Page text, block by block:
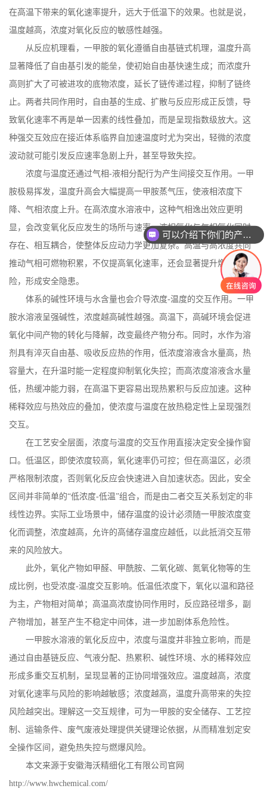
在高温下带来的氧化速率提升，远大于低温下的效果。也就是说，
温度越高，浓度对氧化反应的敏感性越强。
从反应机理看，一甲胺的氧化遵循自由基链式机理，温度升高
显著降低了自由基引发的能垒，使初始自由基快速生成；而浓度升
高则扩大了可被进攻的底物浓度，延长了链传递过程，抑制了链终
止。两者共同作用时，自由基的生成、扩散与反应形成正反馈，导
致氧化速率不再是单一因素的线性叠加，而是呈现指数级放大。这
种强交互效应在接近体系临界自加速温度时尤为突出，轻微的浓度
波动就可能引发反应速率急剧上升，甚至导致失控。
浓度与温度还通过气相‑液相分配行为产生间接交互作用。一甲
胺极易挥发，温度升高会大幅提高一甲胺蒸气压，使液相浓度下
降、气相浓度上升。在高浓度水溶液中，这种气相逸出效应更明
显，会改变氧化反应发生的场所与速率。液相氧化与气相氧化同时
存在、相互耦合，使整体反应动力学更加复杂。高温与高浓度共同
推动气相可燃物积累，不仅提高氧化速率，还会显著提升燃爆风
险，形成安全隐患。
体系的碱性环境与水含量也会介导浓度‑温度的交互作用。一甲
胺水溶液呈强碱性，浓度越高碱性越强。高温下，高碱环境会促进
氧化中间产物的转化与降解，改变最终产物分布。同时，水作为溶
剂具有淬灭自由基、吸收反应热的作用，低浓度溶液含水量高，热
容量大，在升温时能一定程度抑制氧化失控；而高浓度溶液含水量
低，热缓冲能力弱，在高温下更容易出现热累积与反应加速。这种
稀释效应与热效应的叠加，使浓度与温度在放热稳定性上呈现强烈
交互。
在工艺安全层面，浓度与温度的交互作用直接决定安全操作窗
口。低温区，即使浓度较高，氧化速率仍可控；但在高温区，必须
严格限制浓度，否则氧化反应会快速进入自加速状态。因此，安全
区间并非简单的“低浓度‑低温”组合，而是由二者交互关系划定的非
线性边界。实际工业场景中，储存温度的设计必须随一甲胺浓度变
化而调整，浓度越高，允许的高储存温度应越低，以此抵消交互带
来的风险放大。
此外，氧化产物如甲醛、甲酰胺、二氧化碳、氮氧化物等的生
成比例，也受浓度‑温度交互影响。低温低浓度下，氧化以温和路径
为主，产物相对简单；高温高浓度协同作用时，反应路径增多，副
产物增加，甚至产生不稳定中间体，进一步加剧体系危险性。
一甲胺水溶液的氧化反应中，浓度与温度并非独立影响，而是
通过自由基链反应、气液分配、热累积、碱性环境、水的稀释效应
形成多重交互机制，呈现显著的正协同增强效应。温度越高，浓度
对氧化速率与风险的影响越敏感；浓度越高，温度升高带来的失控
风险越突出。理解这一交互规律，可为一甲胺的安全储存、工艺控
制、运输条件、废气废液处理提供关键理论依据，从而精准划定安
全操作区间，避免热失控与燃爆风险。
本文来源于安徽海沃精细化工有限公司官网
http://www.hwchemical.com/
可以介绍下你们的产品么